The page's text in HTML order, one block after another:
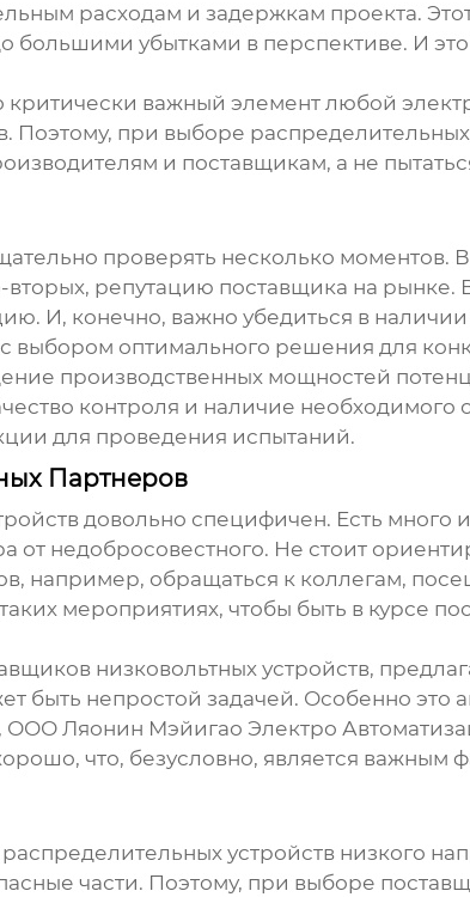
расходам и задержкам проекта.
большими убытками в перспективе. И
критически важный элемент любой
Поэтому, при выборе
и поставщикам, а не
проверять несколько моментов.
репутацию поставщика на рынке.
И, конечно, важно убедиться в
выбором оптимального решения для
производственных мощностей
контроля и наличие необходимого
для проведения испытаний.
Партнеров
довольно специфичен. Есть много
от недобросовестного. Не стоит
например, обращаться к коллегам,
мероприятиях, чтобы быть в курсе
низковольтных устройств,
быть непростой задачей. Особенно это
Ляонин Мэйигао Электро
что, безусловно, является важным
распределительных устройств низкого
части. Поэтому, при выборе